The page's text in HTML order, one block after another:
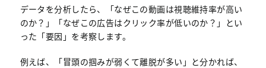
データを分析したら、「なぜこの動画は視聴維持率が高い
のか？」「なぜこの広告はクリック率が低いのか？」とい
った「要因」を考察します。
例えば、「冒頭の掴みが弱くて離脱が多い」と分かれば、